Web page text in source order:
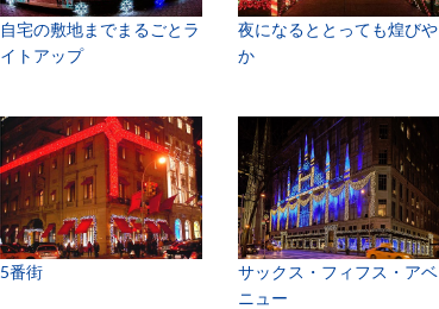
自宅の敷地までまるごとラ
イトアップ
夜になるととっても煌びや
か
5番街
サックス・フィフス・アベ
ニュー